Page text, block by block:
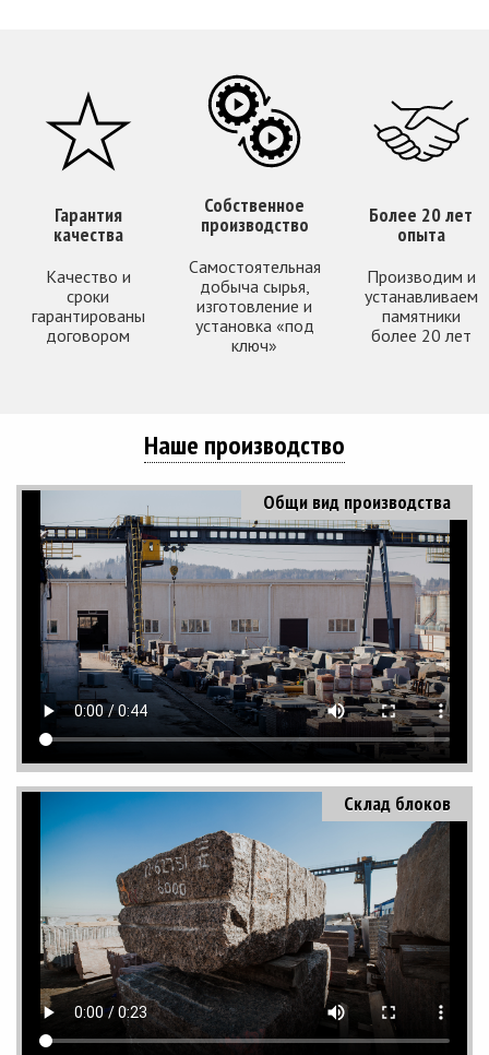
Гарантия
качества
Качество и
сроки
гарантированы
договором
Собственное
производство
Самостоятельная
добыча сырья,
изготовление и
установка «под
ключ»
Более 20 лет
опыта
Производим и
устанавливаем
памятники
более 20 лет
Наше производство
Общи вид производства
Склад блоков